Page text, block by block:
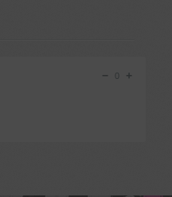
− 0 +